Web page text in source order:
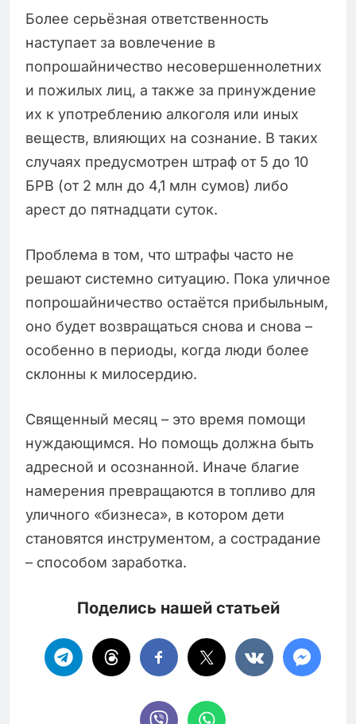
Более серьёзная ответственность
наступает за вовлечение в
попрошайничество несовершеннолетних
и пожилых лиц, а также за принуждение
их к употреблению алкоголя или иных
веществ, влияющих на сознание. В таких
случаях предусмотрен штраф от 5 до 10
БРВ (от 2 млн до 4,1 млн сумов) либо
арест до пятнадцати суток.
Проблема в том, что штрафы часто не
решают системно ситуацию. Пока уличное
попрошайничество остаётся прибыльным,
оно будет возвращаться снова и снова –
особенно в периоды, когда люди более
склонны к милосердию.
Священный месяц – это время помощи
нуждающимся. Но помощь должна быть
адресной и осознанной. Иначе благие
намерения превращаются в топливо для
уличного «бизнеса», в котором дети
становятся инструментом, а сострадание
– способом заработка.
Поделись нашей статьей